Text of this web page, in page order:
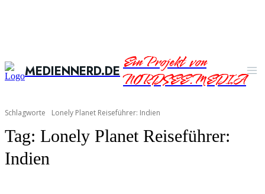
MEDIENNERD.DEEin Projekt von
NORDSEE.MEDIA
Schlagworte Lonely Planet Reiseführer: Indien
Tag: Lonely Planet Reiseführer:
Indien